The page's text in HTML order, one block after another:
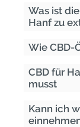
Was ist
Hanf zu
Wie CBD-
CBD für
musst
Kann ich